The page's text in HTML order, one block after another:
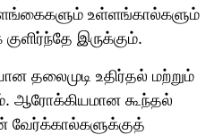
உள்ளங்கால்களும்
இருக்கும்.
தலைமுடி உதிர்தல் மற்றும்
ஆரோக்கியமான கூந்தல்
வேர்க்கால்களுக்குத்